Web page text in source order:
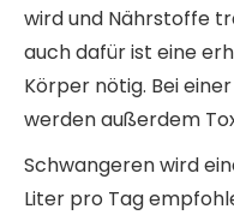
wird und Nährstoffe
auch dafür ist eine
Körper nötig. Bei
werden außerdem
Schwangeren wird
Liter pro Tag